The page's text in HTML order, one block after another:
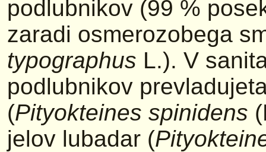
podlubnikov (99 %
zaradi osmerozobega
typographus L.). V
podlubnikov
(Pityokteines spinidens
jelov lubadar (